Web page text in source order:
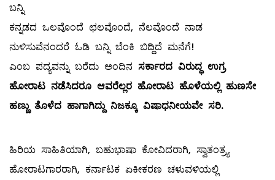
ಬನ್ನಿ
ಕನ್ನಡದ ಒಲವೊಂದೆ ಛಲವೊಂದೆ, ನೆಲವೊಂದೆ ನಾಡ
ನುಳಿಸುವೆನಂದರೆ ಓಡಿ ಬನ್ನಿ ಬೆಂಕಿ ಬಿದ್ದಿದೆ ಮನೆಗೆ!
ಎಂಬ ಪದ್ಯವನ್ನು ಬರೆದು ಅಂದಿನ ಸರ್ಕಾರದ ವಿರುದ್ಧ ಉಗ್ರ
ಹೋರಾಟ ನಡೆಸಿದರೂ ಆವರೆಲ್ಲರ ಹೋರಾಟ ಹೊಳೆಯಲ್ಲಿ ಹುಣಸೇ
ಹಣ್ಣು ತೊಳೆದ ಹಾಗಾಗಿದ್ದು ನಿಜಕ್ಕೂ ವಿಷಾಧನೀಯವೇ ಸರಿ.
ಹಿರಿಯ ಸಾಹಿತಿಯಾಗಿ, ಬಹುಭಾಷಾ ಕೋವಿದರಾಗಿ, ಸ್ವಾತಂತ್ರ್ಯ
ಹೋರಾಟಗಾರರಾಗಿ, ಕರ್ನಾಟಕ ಏಕೀಕರಣ ಚಳುವಳಿಯಲ್ಲಿ